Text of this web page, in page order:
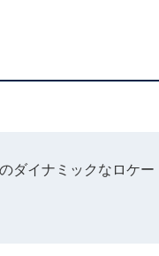
ダイナミックなロケー